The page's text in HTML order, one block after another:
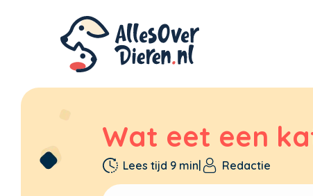
Wat eet een
Lees tijd 9 min| Redactie